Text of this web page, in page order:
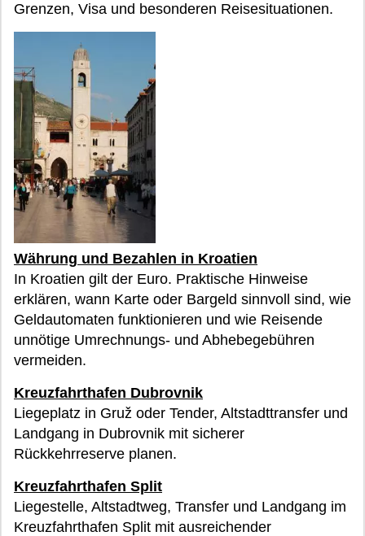
Grenzen, Visa und besonderen Reisesituationen.
Währung und Bezahlen in Kroatien
In Kroatien gilt der Euro. Praktische Hinweise
erklären, wann Karte oder Bargeld sinnvoll sind, wie
Geldautomaten funktionieren und wie Reisende
unnötige Umrechnungs- und Abhebegebühren
vermeiden.
Kreuzfahrthafen Dubrovnik
Liegeplatz in Gruž oder Tender, Altstadttransfer und
Landgang in Dubrovnik mit sicherer
Rückkehrreserve planen.
Kreuzfahrthafen Split
Liegestelle, Altstadtweg, Transfer und Landgang im
Kreuzfahrthafen Split mit ausreichender